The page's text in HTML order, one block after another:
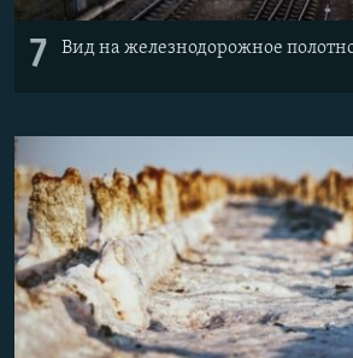
7 Вид на железнодорожное